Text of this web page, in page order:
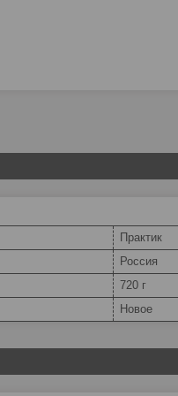
Практик
Россия
720 г
Новое